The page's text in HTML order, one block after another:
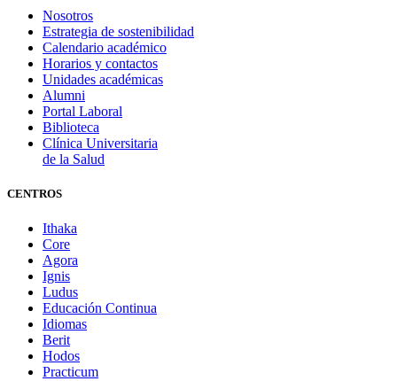
Nosotros
Estrategia de sostenibilidad
Calendario académico
Horarios y contactos
Unidades académicas
Alumni
Portal Laboral
Biblioteca
Clínica Universitaria
de la Salud
CENTROS
Ithaka
Core
Agora
Ignis
Ludus
Educación Continua
Idiomas
Berit
Hodos
Practicum